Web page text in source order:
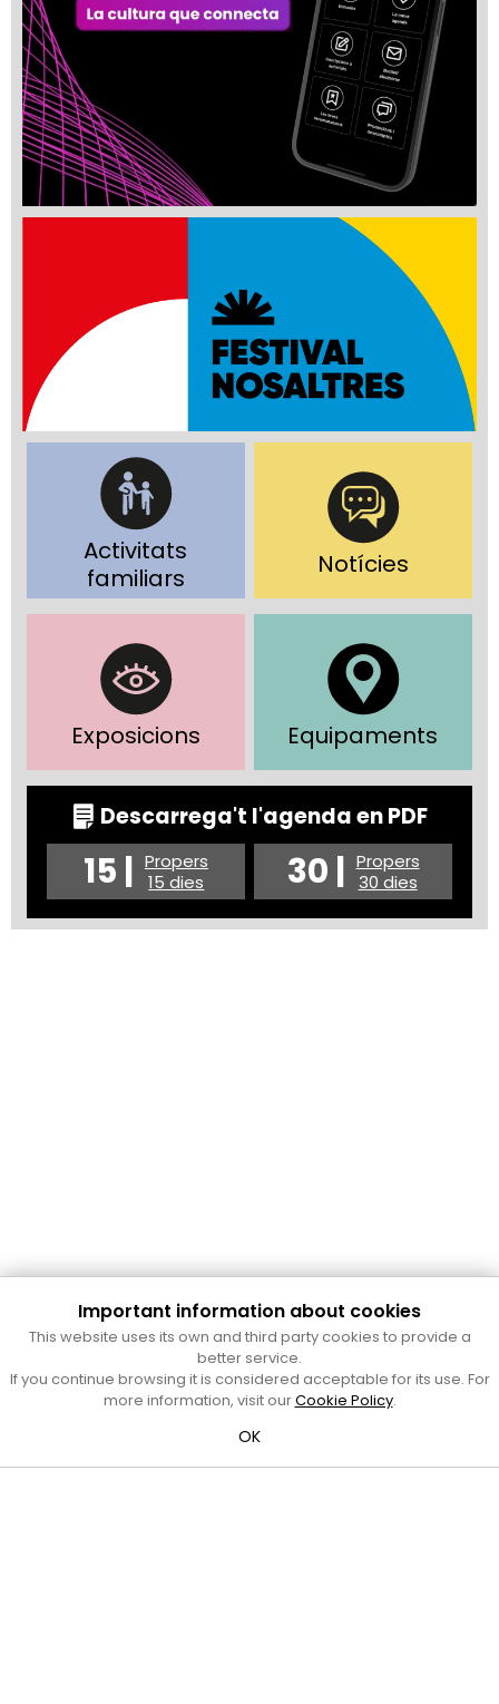
Activitats
familiars
Notícies
Exposicions Equipaments
Descarrega't l'agenda en PDF
15 | Propers
15 dies
30 | Propers
30 dies
Cultura Mataró
Ajuntament de Mataró
C. de Sant Josep, 9 (Mataró, 08302)
Horari d'obertura: dilluns, dimecres i divendres de 10 a 13 h.
al telèfon al 93 758 23 61
Bústia ciutadana
Important information about cookies
This website uses its own and third party cookies to provide a
better service.
If you continue browsing it is considered acceptable for its use. For
more information, visit ourCookie Policy.
OK